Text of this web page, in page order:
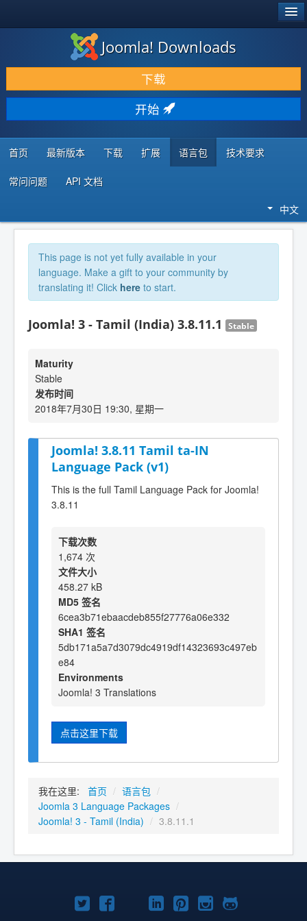
下载 & 扩展
发现 & 学习
社区 & 支持
开发者资源
Joomla! Downloads
下载
开始
首页 最新版本 下载 扩展 语言包 技术要求
常问问题 API 文档
中文
This page is not yet fully available in your
language. Make a gift to your community by
translating it! Click here to start.
Joomla! 3 - Tamil (India) 3.8.11.1 Stable
Maturity
Stable
发布时间
2018年7月30日 19:30, 星期一
Joomla! 3.8.11 Tamil ta-IN
Language Pack (v1)
This is the full Tamil Language Pack for Joomla!
3.8.11
下载次数
1,674 次
文件大小
458.27 kB
MD5 签名
6cea3b71ebaacdeb855f27776a06e332
SHA1 签名
5db171a5a7d3079dc4919df14323693c497eb
e84
Environments
Joomla! 3 Translations
点击这里下载
我在这里: 首页 / 语言包 /
Joomla 3 Language Packages /
Joomla! 3 - Tamil (India) / 3.8.11.1
TwitterFacebookYouTube
LinkedIn
Pinterest
Instagram
GitHub